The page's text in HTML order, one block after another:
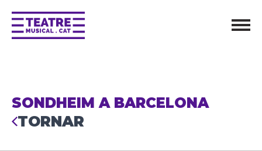
SONDHEIM A BARCELONA
TORNAR